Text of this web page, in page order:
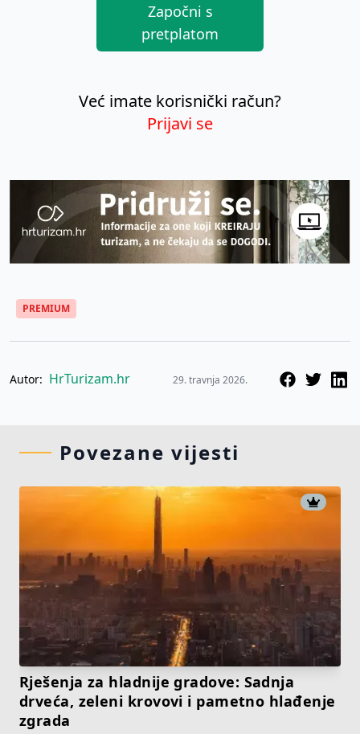
Započni s
pretplatom
Već imate korisnički račun?
Prijavi se
PREMIUM
Autor: HrTurizam.hr 29. travnja 2026.
Povezane vijesti
Rješenja za hladnije gradove: Sadnja
drveća, zeleni krovovi i pametno hlađenje
zgrada